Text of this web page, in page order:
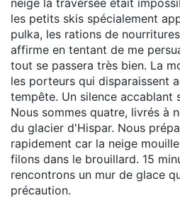
les petits skis spécialement
pulka, les rations de
affirme en tentant de me
tout se passera très bien. La
les porteurs qui disparaissent
tempête. Un silence accablant
Nous sommes quatre, livrés à
du glacier d'Hispar. Nous
rapidement car la neige
filons dans le brouillard. 15
rencontrons un mur de glace
précaution.